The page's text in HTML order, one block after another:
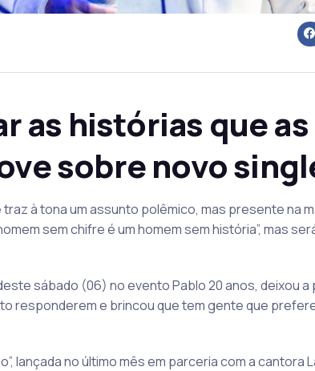
as histórias que
sobre novo
à tona um assunto polêmico, mas presente na
sem chifre é um homem sem história”, mas
sábado (06) no evento Pablo 20 anos, deixou a
responderem e brincou que tem gente que
lançada no último mês em parceria com a cantora